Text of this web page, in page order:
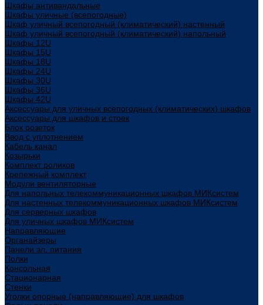
Шкафы антивандальные
Шкафы уличные (всепогодные)
Шкаф уличный всепогодный (климатический) настенный
Шкаф уличный всепогодный (климатический) напольный
Шкафы 12U
Шкафы 15U
Шкафы 18U
Шкафы 24U
Шкафы 30U
Шкафы 36U
Шкафы 42U
Аксессуары для уличных всепогодных (климатических) шкафов
Аксессуары для шкафов и стоек
Блок розеток
Ввод с уплотнением
Кабель канал
Козырьки
Комплект роликов
Крепежный комплект
Модули вентиляторные
Для напольных телекоммуникационных шкафов МИКсистем
Для настенных телекоммуникационных шкафов МИКсистем
Для серверных шкафов
Для уличных шкафов МИКсистем
Направляющие
Органайзеры
Панели эл. питания
Полки
Консольная
Стационарная
Стенки
Уголки опорные (направляющие) для шкафов